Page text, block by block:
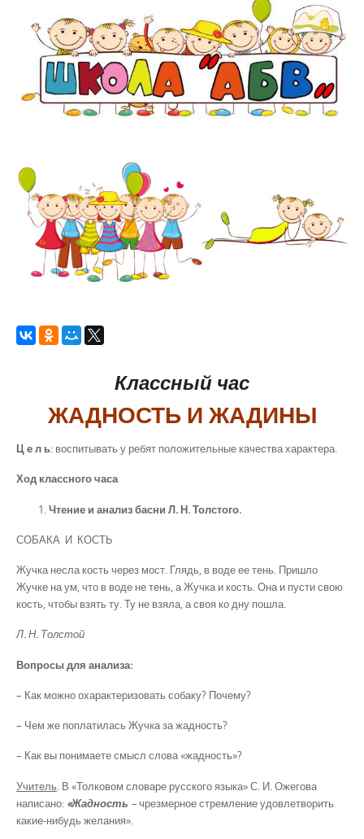
Классный час
ЖАДНОСТЬ И ЖАДИНЫ
Ц е л ь: воспитывать у ребят положительные качества характера.
Ход классного часа
Чтение и анализ басни Л. Н. Толстого.
СОБАКА И КОСТЬ
Жучка несла кость через мост. Глядь, в воде ее тень. Пришло
Жучке на ум, что в воде не тень, а Жучка и кость. Она и пусти свою
кость, чтобы взять ту. Ту не взяла, а своя ко дну пошла.
Л. Н. Толстой
Вопросы для анализа:
– Как можно охарактеризовать собаку? Почему?
– Чем же поплатилась Жучка за жадность?
– Как вы понимаете смысл слова «жадность»?
Учитель . В «Толковом словаре русского языка» С. И. Ожегова
написано: «Жадность –чрезмерное стремление удовлетворить
какие-нибудь желания».